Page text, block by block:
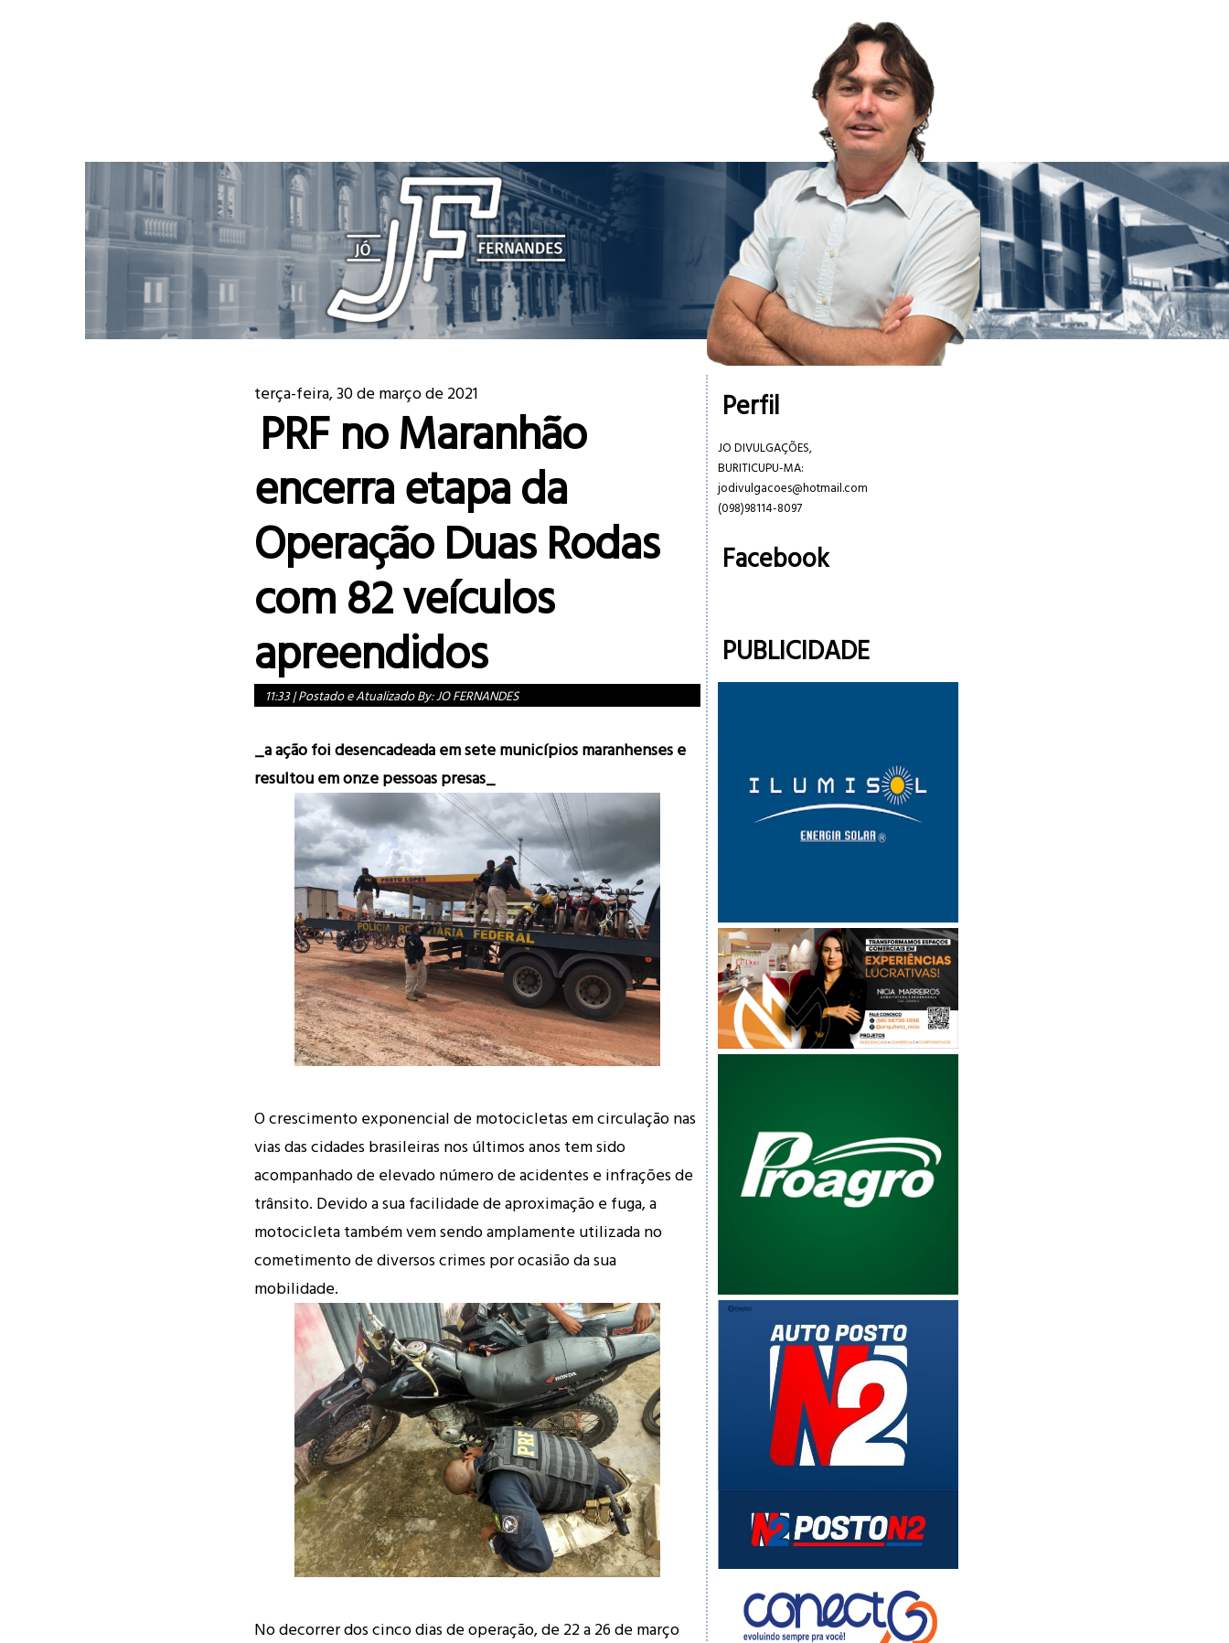
terça-feira, 30 de março de 2021
PRF no Maranhão
encerra etapa da
Operação Duas Rodas
com 82 veículos
apreendidos
11:33|Postado e Atualizado By:JO FERNANDES
_a ação foi desencadeada em sete municípios maranhenses e
resultou em onze pessoas presas_
O crescimento exponencial de motocicletas em circulação nas
vias das cidades brasileiras nos últimos anos tem sido
acompanhado de elevado número de acidentes e infrações de
trânsito. Devido a sua facilidade de aproximação e fuga, a
motocicleta também vem sendo amplamente utilizada no
cometimento de diversos crimes por ocasião da sua
mobilidade.
No decorrer dos cinco dias de operação, de 22 a 26 de março
Perfil
JO DIVULGAÇÕES,
BURITICUPU-MA:
jodivulgacoes@hotmail.com
(098)98114-8097
Facebook
PUBLICIDADE